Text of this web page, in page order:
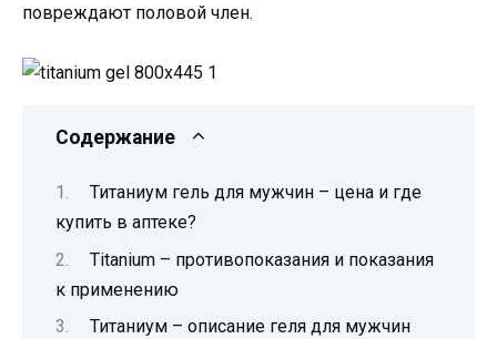
повреждают половой член.
Содержание
Титаниум гель для мужчин – цена и где
купить в аптеке?
Titanium – противопоказания и показания
к применению
Титаниум – описание геля для мужчин